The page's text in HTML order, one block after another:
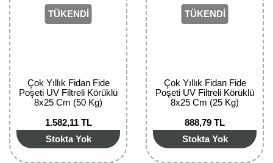
TÜKENDİ
Çok Yıllık Fidan Fide
Poşeti UV Filtreli Körüklü
8x25 Cm (50 Kg)
1.582,11 TL
Stokta Yok
TÜKENDİ
Çok Yıllık Fidan Fide
Poşeti UV Filtreli Körüklü
8x25 Cm (25 Kg)
888,79 TL
Stokta Yok